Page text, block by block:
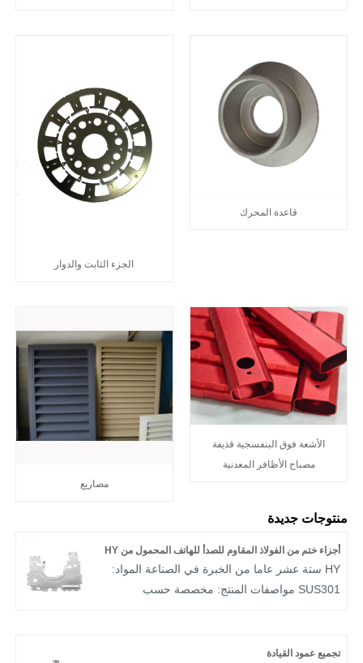
قاعدة المحرك
الجزء الثابت والدوار
الأشعة فوق البنفسجية قذيفة
مصباح الأظافر المعدنية
مصاريع
منتوجات جديدة
أجزاء ختم من الفولاذ المقاوم للصدأ للهاتف المحمول من HY
HY ستة عشر عاما من الخبرة في الصناعة المواد:
SUS301 مواصفات المنتج: مخصصة حسب
وIATF16949
تجميع عمود القيادة